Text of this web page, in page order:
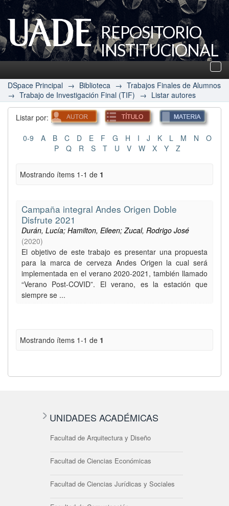
REPOSITORIO
INSTITUCIONAL
UADE
DSpace Principal → Biblioteca → Trabajos Finales de Alumnos
→ Trabajo de Investigación Final (TIF) → Listar autores
Listar por:
0-9 A B C D E F G H I J K L M N
O
P
Q R S T U V W X Y Z
Mostrando ítems 1-1 de 1
Campaña integral Andes Origen Doble
Disfrute 2021
Durán, Lucía; Hamilton, Eileen; Zucal, Rodrigo José
(2020)
El objetivo de este trabajo es presentar una propuesta
para la marca de cerveza Andes Origen la cual será
implementada en el verano 2020-2021, también llamado
“Verano Post-COVID”. El verano, es la estación que
siempre se ...
Mostrando ítems 1-1 de 1
UNIDADES ACADÉMICAS
Facultad de Arquitectura y Diseño
Facultad de Ciencias Económicas
Facultad de Ciencias Jurídicas y Sociales